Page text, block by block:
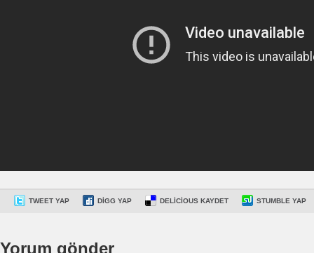
TWEET YAP DIGG YAP DELICIOUS KAYDET STUMBLE YAP
Yorum gönder